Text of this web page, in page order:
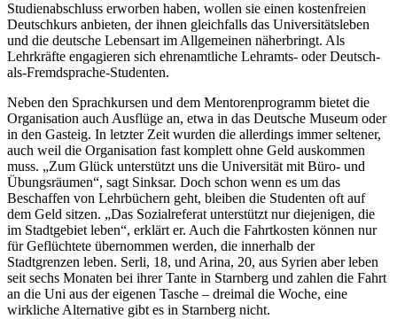
Studienabschluss erworben haben, wollen sie einen kostenfreien
Deutschkurs anbieten, der ihnen gleichfalls das Universitätsleben
und die deutsche Lebensart im Allgemeinen näherbringt. Als
Lehrkräfte engagieren sich ehrenamtliche Lehramts- oder Deutsch-
als-Fremdsprache-Studenten.
Neben den Sprachkursen und dem Mentorenprogramm bietet die
Organisation auch Ausflüge an, etwa in das Deutsche Museum oder
in den Gasteig. In letzter Zeit wurden die allerdings immer seltener,
auch weil die Organisation fast komplett ohne Geld auskommen
muss. „Zum Glück unterstützt uns die Universität mit Büro- und
Übungsräumen“, sagt Sinksar. Doch schon wenn es um das
Beschaffen von Lehrbüchern geht, bleiben die Studenten oft auf
dem Geld sitzen. „Das Sozialreferat unterstützt nur diejenigen, die
im Stadtgebiet leben“, erklärt er. Auch die Fahrtkosten können nur
für Geflüchtete übernommen werden, die innerhalb der
Stadtgrenzen leben. Serli, 18, und Arina, 20, aus Syrien aber leben
seit sechs Monaten bei ihrer Tante in Starnberg und zahlen die Fahrt
an die Uni aus der eigenen Tasche – dreimal die Woche, eine
wirkliche Alternative gibt es in Starnberg nicht.